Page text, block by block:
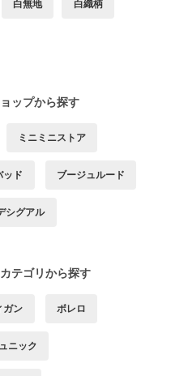
白無地 白織柄
ップから探す
ミニミニストア
ッド ブージュルード
シグアル
テゴリから探す
ガン ボレロ
ニック